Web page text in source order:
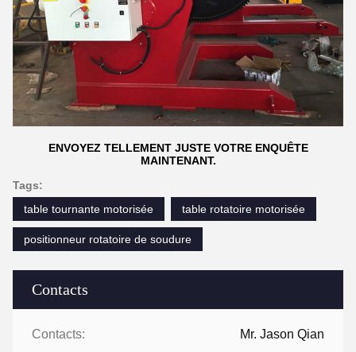
Contacts
Contacts: Mr. Jason Qian
ENVOYEZ TELLEMENT JUSTE VOTRE ENQUÊTE
MAINTENANT.
Tags:
table tournante motorisée
table rotatoire motorisée
positionneur rotatoire de soudure